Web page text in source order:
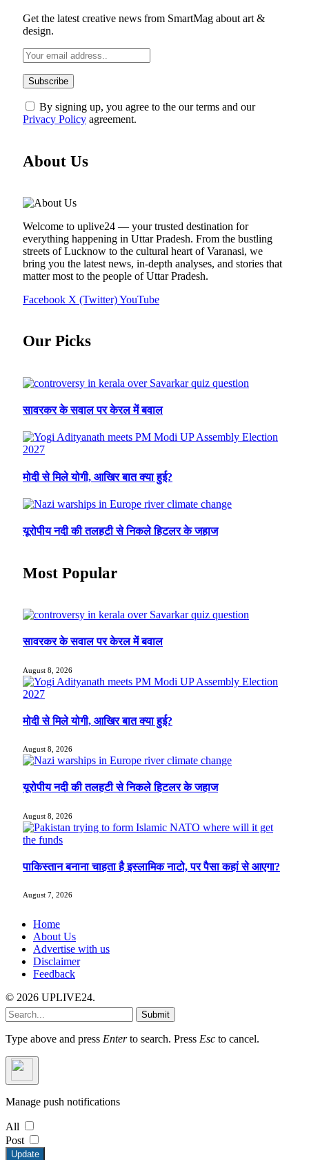
Get the latest creative news from SmartMag about art &
design.
By signing up, you agree to the our terms and our
Privacy Policy agreement.
About Us
Welcome to uplive24 — your trusted destination for
everything happening in Uttar Pradesh. From the bustling
streets of Lucknow to the cultural heart of Varanasi, we
bring you the latest news, in-depth analyses, and stories that
matter most to the people of Uttar Pradesh.
Facebook X (Twitter)YouTube
Our Picks
सावरकर के सवाल पर केरल में बवाल
मोदी से मिले योगी, आखिर बात क्या हुई?
यूरोपीय नदी की तलहटी से निकले हिटलर के जहाज
Most Popular
सावरकर के सवाल पर केरल में बवाल
August 8, 2026
मोदी से मिले योगी, आखिर बात क्या हुई?
August 8, 2026
यूरोपीय नदी की तलहटी से निकले हिटलर के जहाज
August 8, 2026
पाकिस्तान बनाना चाहता है इस्लामिक नाटो, पर पैसा कहां से आएगा?
August 7, 2026
Home
About Us
Advertise with us
Disclaimer
Feedback
© 2026 UPLIVE24.
Submit
Type above and press Enterto search. Press Esc to cancel.
Manage push notifications
All
Post
Update